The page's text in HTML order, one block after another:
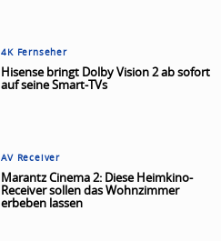
4K Fernseher
Hisense bringt Dolby Vision 2 ab sofort
auf seine Smart-TVs
AV Receiver
Marantz Cinema 2: Diese Heimkino-
Receiver sollen das Wohnzimmer
erbeben lassen